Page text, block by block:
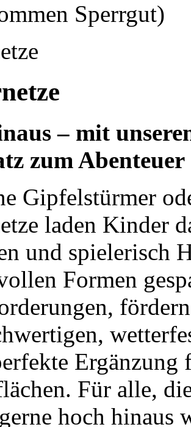
Sperrgut)
– mit
zum Abenteuer
Gipfelstürmer
laden Kinder
und spielerisch
Formen
Für alle,
hoch hinaus